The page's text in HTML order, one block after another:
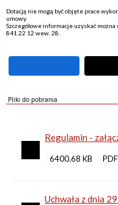
Dotacją nie mogą być objęte prace
umowy.
Szczegółowe informacje uzyskać
841 22 12 wew. 28.
Pliki do pobrania
Regulamin -
6400.68 KB
Uchwała z dnia